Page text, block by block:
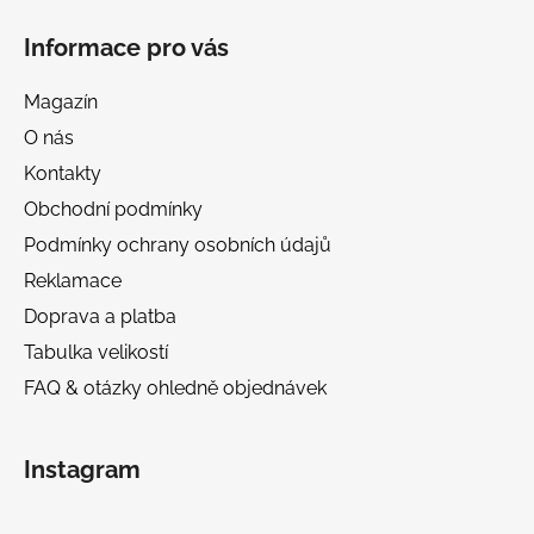
Informace pro vás
Magazín
O nás
Kontakty
Obchodní podmínky
Podmínky ochrany osobních údajů
Reklamace
Doprava a platba
Tabulka velikostí
FAQ & otázky ohledně objednávek
Instagram